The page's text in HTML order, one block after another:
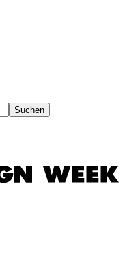
Suchen